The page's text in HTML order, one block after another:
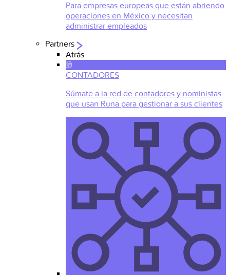
Para empresas europeas que están abriendo
operaciones en México y necesitan
administrar empleados
Partners
Atrás
CONTADORES
Súmate a la red de contadores y noministas
que usan Runa para gestionar a sus clientes